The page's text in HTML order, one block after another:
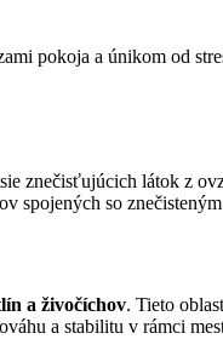
pokoja a únikom od
znečisťujúcich látok z
spojených so
a živočíchov. Tieto
a stabilitu v rámci